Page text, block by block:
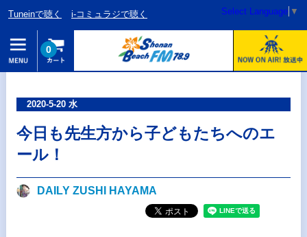
Tuneinで聴く i-コミュラジで聴く Select Language ▼
0
2020-5-20 水
今日も先生方から子どもたちへのエ
ール！
DAILY ZUSHI HAYAMA